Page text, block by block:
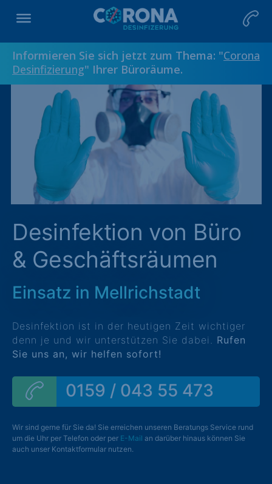
Informieren Sie sich jetzt zum Thema: "Corona
Desinfizierung" Ihrer Büroräume.
Desinfektion von Büro
& Geschäftsräumen
Einsatz in Mellrichstadt
Desinfektion ist in der heutigen Zeit wichtiger
denn je und wir unterstützen Sie dabei. Rufen
Sie uns an, wir helfen sofort!
0159 / 043 55 473
Wir sind gerne für Sie da! Sie erreichen unseren Beratungs Service rund
um die Uhr per Telefon oder per E-Mail an darüber hinaus können Sie
auch unser Kontaktformular nutzen.